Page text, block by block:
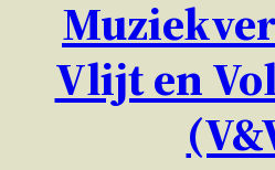
Vlijt en